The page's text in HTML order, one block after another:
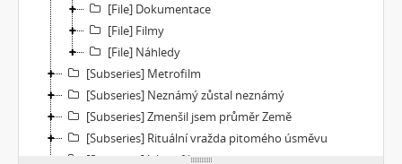
[File] Dokumentace
[File] Filmy
[File] Náhledy
[Subseries] Metrofilm
[Subseries] Neznámý zůstal neznámý
[Subseries] Zmenšil jsem průměr Země
[Subseries] Rituální vražda pitomého úsměvu
[Subseries] Jako z filmu